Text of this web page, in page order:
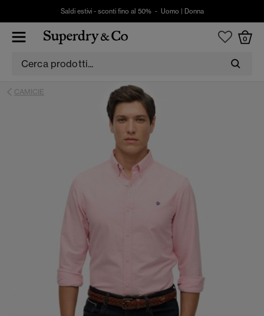
Saldi estivi - sconti fino al 50% - Uomo Donna
0
CAMICIE